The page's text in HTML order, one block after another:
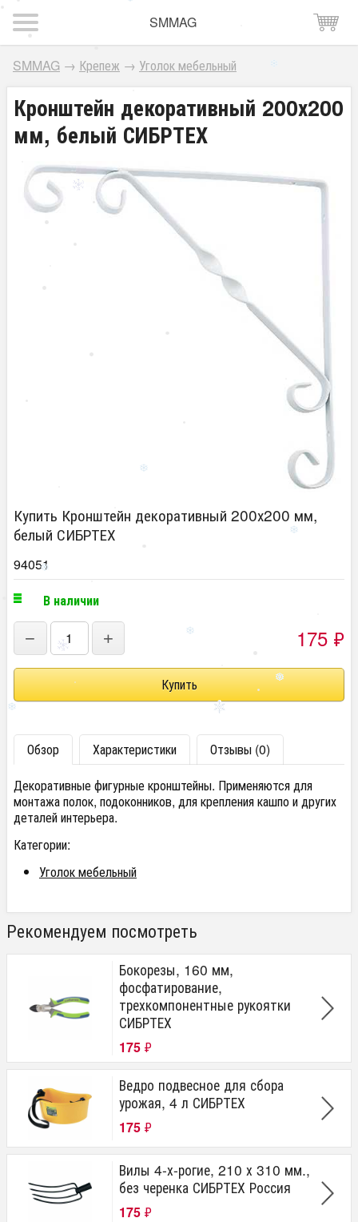
SMMAG
SMMAG → Крепеж → Уголок мебельный
Кронштейн декоративный 200х200
мм, белый СИБРТЕХ
Купить Кронштейн декоративный 200х200 мм,
белый СИБРТЕХ
94051
В наличии
− + 175 ₽
Обзор Характеристики
Отзывы (0)
Декоративные фигурные кронштейны. Применяются для
монтажа полок, подоконников, для крепления кашпо и других
деталей интерьера.
Категории:
Уголок мебельный
Рекомендуем посмотреть
Бокорезы, 160 мм,
фосфатирование,
трехкомпонентные рукоятки
СИБРТЕХ
175 ₽
Ведро подвесное для сбора
урожая, 4 л СИБРТЕХ
175 ₽
Вилы 4-х-рогие, 210 х 310 мм.,
без черенка СИБРТЕХ Россия
175 ₽